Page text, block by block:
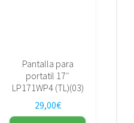
Pantalla para
portatil 17″
LP171WP4 (TL)(03)
29,00€